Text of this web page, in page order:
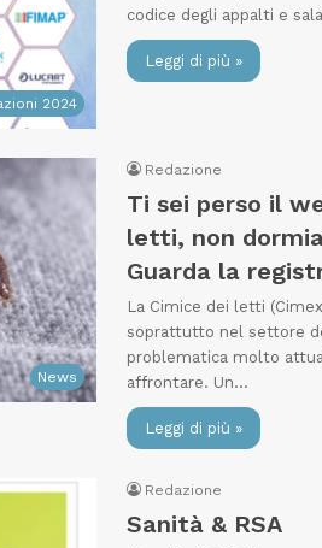
2024
codice degli appalti e
Leggi di più »
News
Redazione
Ti sei perso il
letti, non
Guarda la
La Cimice dei letti
soprattutto nel settore
problematica molto
affrontare. Un…
Leggi di più »
Redazione
Sanità & RSA